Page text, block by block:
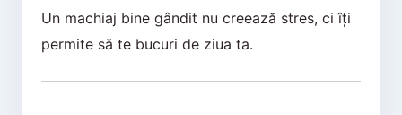
Un machiaj bine gândit nu creează stres, ci îți
permite să te bucuri de ziua ta.